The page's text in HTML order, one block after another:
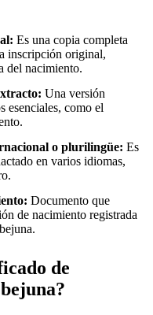
Es una copia completa
inscripción original,
del nacimiento.
Una versión
esenciales, como el
o plurilingüe: Es
en varios idiomas,
Documento que
de nacimiento registrada
.
de
?